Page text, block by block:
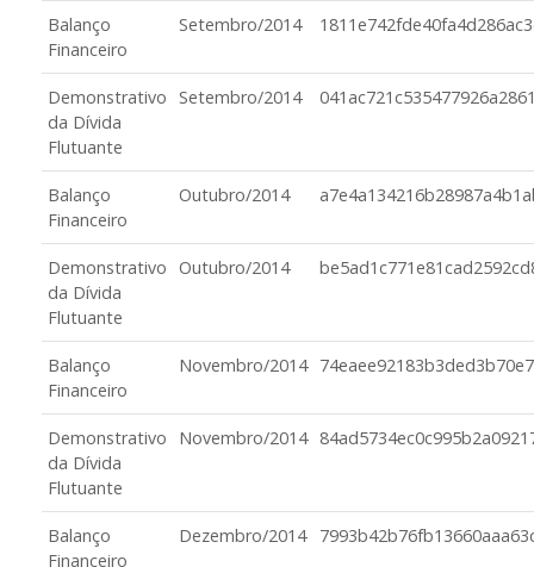
Balanço
Financeiro
Setembro/2014
Demonstrativo
da Dívida
Flutuante
Setembro/2014
Balanço
Financeiro
Outubro/2014
Demonstrativo
da Dívida
Flutuante
Outubro/2014
Balanço
Financeiro
Novembro/2014
Demonstrativo
da Dívida
Flutuante
Novembro/2014
Balanço
Financeiro
Dezembro/2014